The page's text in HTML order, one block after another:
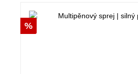
Sleva
%